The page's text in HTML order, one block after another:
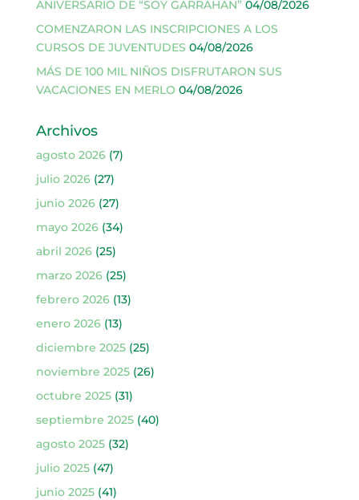
ANIVERSARIO DE “SOY GARRAHAN” 04/08/2026
COMENZARON LAS INSCRIPCIONES A LOS
CURSOS DE JUVENTUDES 04/08/2026
MÁS DE 100 MIL NIÑOS DISFRUTARON SUS
VACACIONES EN MERLO 04/08/2026
Archivos
agosto 2026(7)
julio 2026(27)
junio 2026(27)
mayo 2026(34)
abril 2026(25)
marzo 2026(25)
febrero 2026(13)
enero 2026(13)
diciembre 2025(25)
noviembre 2025(26)
octubre 2025(31)
septiembre 2025(40)
agosto 2025(32)
julio 2025(47)
junio 2025(41)